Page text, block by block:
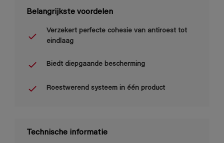
Belangrijkste voordelen
Verzekert perfecte cohesie van antiroest tot
eindlaag
Biedt diepgaande bescherming
Roestwerend systeem in één product
Technische informatie